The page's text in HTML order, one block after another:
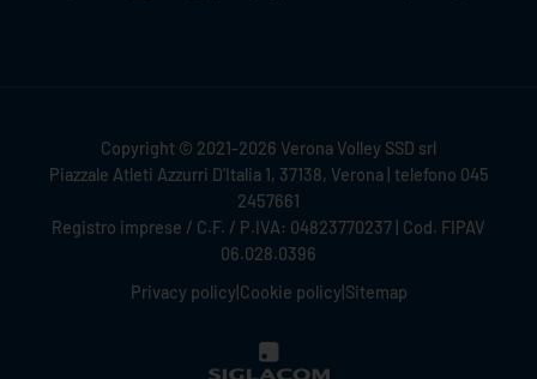
Copyright © 2021-2026 Verona Volley SSD srl
Piazzale Atleti Azzurri D'Italia 1, 37138, Verona | telefono 045
2457661
Registro imprese / C.F. / P.IVA: 04823770237 | Cod. FIPAV
06.028.0396
Privacy policy Cookie policy Sitemap